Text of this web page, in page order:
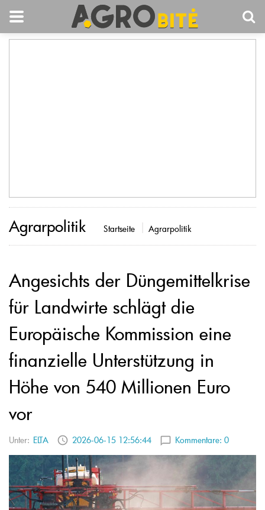
Agrarpolitik Startseite Agrarpolitik
Angesichts der Düngemittelkrise
für Landwirte schlägt die
Europäische Kommission eine
finanzielle Unterstützung in
Höhe von 540 Millionen Euro
vor
Unter: ELTA 2026-06-15 12:56:44 Kommentare: 0